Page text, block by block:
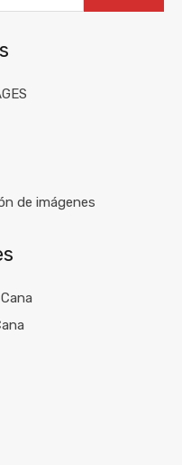
de imágenes